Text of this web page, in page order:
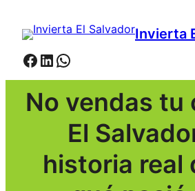
contenido
Invierta
Facebook
LinkedIn
WhatsApp
No vendas tu
El
historia real